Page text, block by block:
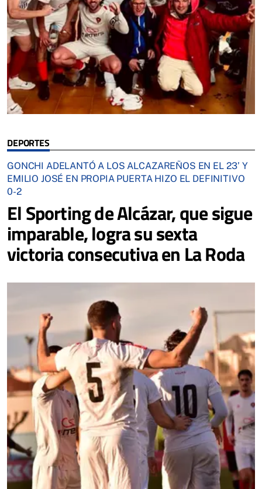
DEPORTES
GONCHI ADELANTÓ A LOS ALCAZAREÑOS EN EL 23’ Y
EMILIO JOSÉ EN PROPIA PUERTA HIZO EL DEFINITIVO
0-2
El Sporting de Alcázar, que sigue
imparable, logra su sexta
victoria consecutiva en La Roda